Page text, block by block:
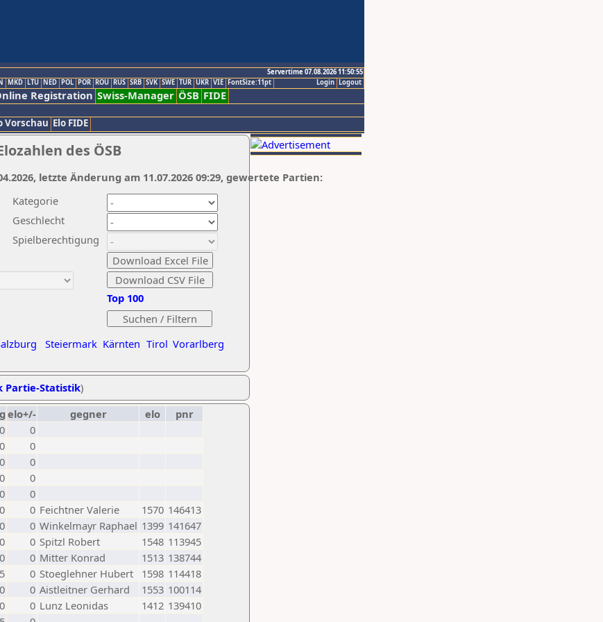
Servertime 07.08.2026 11:50:55
Logout
Login
MKD LTU NED POL POR ROU RUS SRB SVK SWE TUR UKR VIE FontSize:11pt
Registration Swiss-Manager ÖSB FIDE
Vorschau Elo FIDE
des ÖSB
Kategorie
Geschlecht
Spielberechtigung
Steiermark Kärnten Tirol Vorarlberg
Top 100
letzte Änderung am 11.07.2026 09:29, gewertete Partien:
Partie-Statistik)
elo+/- gegner elo
pnr
0
0
0
0
0
0
0
0
0
0
0 0 Feichtner Valerie 1570 146413
0 0 Winkelmayr Raphael 1399 141647
0 0 Spitzl Robert 1548 113945
0 0 Mitter Konrad 1513 138744
0 Stoeglehner Hubert 1598 114418
0 0 Aistleitner Gerhard 1553 100114
0 0 Lunz Leonidas 1412 139410